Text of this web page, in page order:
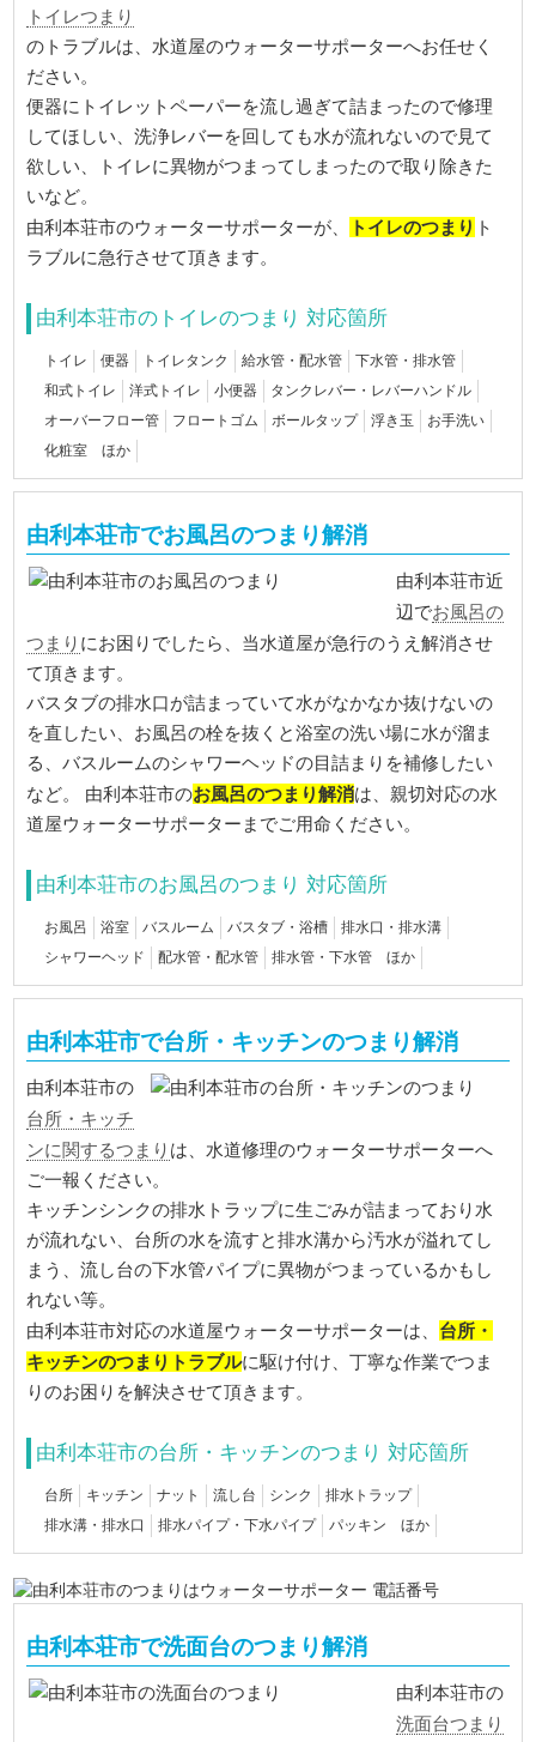
トイレつまり
のトラブルは、水道屋のウォーターサポーターへお任せく
ださい。
便器にトイレットペーパーを流し過ぎて詰まったので修理
してほしい、洗浄レバーを回しても水が流れないので見て
欲しい、トイレに異物がつまってしまったので取り除きた
いなど。
由利本荘市のウォーターサポーターが、
トイレのつまり ト
ラブルに急行させて頂きます。
由利本荘市のトイレのつまり 対応箇所
トイレ 便器 トイレタンク 給水管・配水管
下水管・排水管
和式トイレ
洋式トイレ 小便器
タンクレバー・レバーハンドル
オーバーフロー管
フロートゴム ボールタップ 浮き玉
お手洗い
化粧室 ほか
由利本荘市でお風呂のつまり解消
由利本荘市近
辺でお風呂の
つまり にお困りでしたら、当水道屋が急行のうえ解消させ
て頂きます。
バスタブの排水口が詰まっていて水がなかなか抜けないの
を直したい、お風呂の栓を抜くと浴室の洗い場に水が溜ま
る、バスルームのシャワーヘッドの目詰まりを補修したい
など。 由利本荘市のお風呂のつまり解消は、親切対応の水
道屋ウォーターサポーターまでご用命ください。
由利本荘市のお風呂のつまり 対応箇所
お風呂 浴室 バスルーム バスタブ・浴槽
排水口・排水溝
シャワーヘッド
配水管・配水管 排水管・下水管 ほか
由利本荘市で台所・キッチンのつまり解消
由利本荘市の
台所・キッチ
ンに関するつまり は、水道修理のウォーターサポーターへ
ご一報ください。
キッチンシンクの排水トラップに生ごみが詰まっており水
が流れない、台所の水を流すと排水溝から汚水が溢れてし
まう、流し台の下水管パイプに異物がつまっているかもし
れない等。
由利本荘市対応の水道屋ウォーターサポーターは、 台所・
キッチンのつまりトラブルに駆け付け、丁寧な作業でつま
りのお困りを解決させて頂きます。
由利本荘市の台所・キッチンのつまり 対応箇所
台所 キッチン ナット 流し台 シンク
排水トラップ
排水溝・排水口
排水パイプ・下水パイプ パッキン ほか
由利本荘市で洗面台のつまり解消
由利本荘市の
洗面台つまり